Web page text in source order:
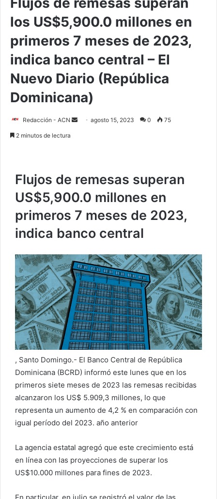
los US$5,900.0 millones en
primeros 7 meses de 2023,
indica banco central – El
Nuevo Diario (República
Dominicana)
Redacción - ACN
r
n
c
r
e
o
e
l
e
c
t
r
n
i
c
o
agosto 15, 2023 0 75
2 minutos de lectura
Flujos de remesas superan
US$5,900.0 millones en
primeros 7 meses de 2023,
indica banco central
, Santo Domingo.- El Banco Central de República
Dominicana (BCRD) informó este lunes que en los
primeros siete meses de 2023 las remesas recibidas
alcanzaron los US$ 5.909,3 millones, lo que
representa un aumento de 4,2 % en comparación con
igual período del 2023. año anterior
La agencia estatal agregó que este crecimiento está
en línea con las proyecciones de superar los
US$10.000 millones para fines de 2023.
En particular, en julio se registró el valor de las